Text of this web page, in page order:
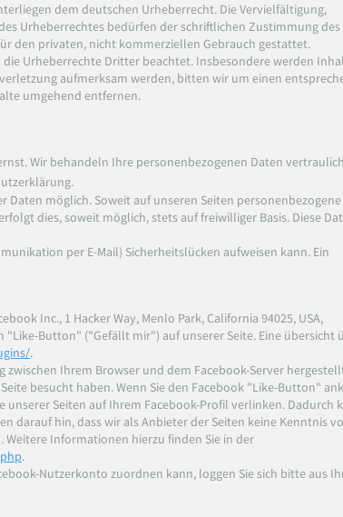
dem deutschen Urheberrecht. Die Vervielfältigung,
Urheberrechtes bedürfen der schriftlichen Zustimmung des
den privaten, nicht kommerziellen Gebrauch gestattet.
Urheberrechte Dritter beachtet. Insbesondere werden
aufmerksam werden, bitten wir um einen
umgehend entfernen.
Wir behandeln Ihre personenbezogenen Daten
Daten möglich. Soweit auf unseren Seiten personenbezogene
dies, soweit möglich, stets auf freiwilliger Basis. Diese
per E-Mail) Sicherheitslücken aufweisen kann. Ein
Inc., 1 Hacker Way, Menlo Park, California 94025, USA,
"Like-Button" ("Gefällt mir") auf unserer Seite. Eine übersicht
.
Ihrem Browser und dem Facebook-Server
besucht haben. Wenn Sie den Facebook "Like-Button"
Seiten auf Ihrem Facebook-Profil verlinken. Dadurch
darauf hin, dass wir als Anbieter der Seiten keine Kenntnis
Informationen hierzu finden Sie in der
.
Nutzerkonto zuordnen kann, loggen Sie sich bitte aus